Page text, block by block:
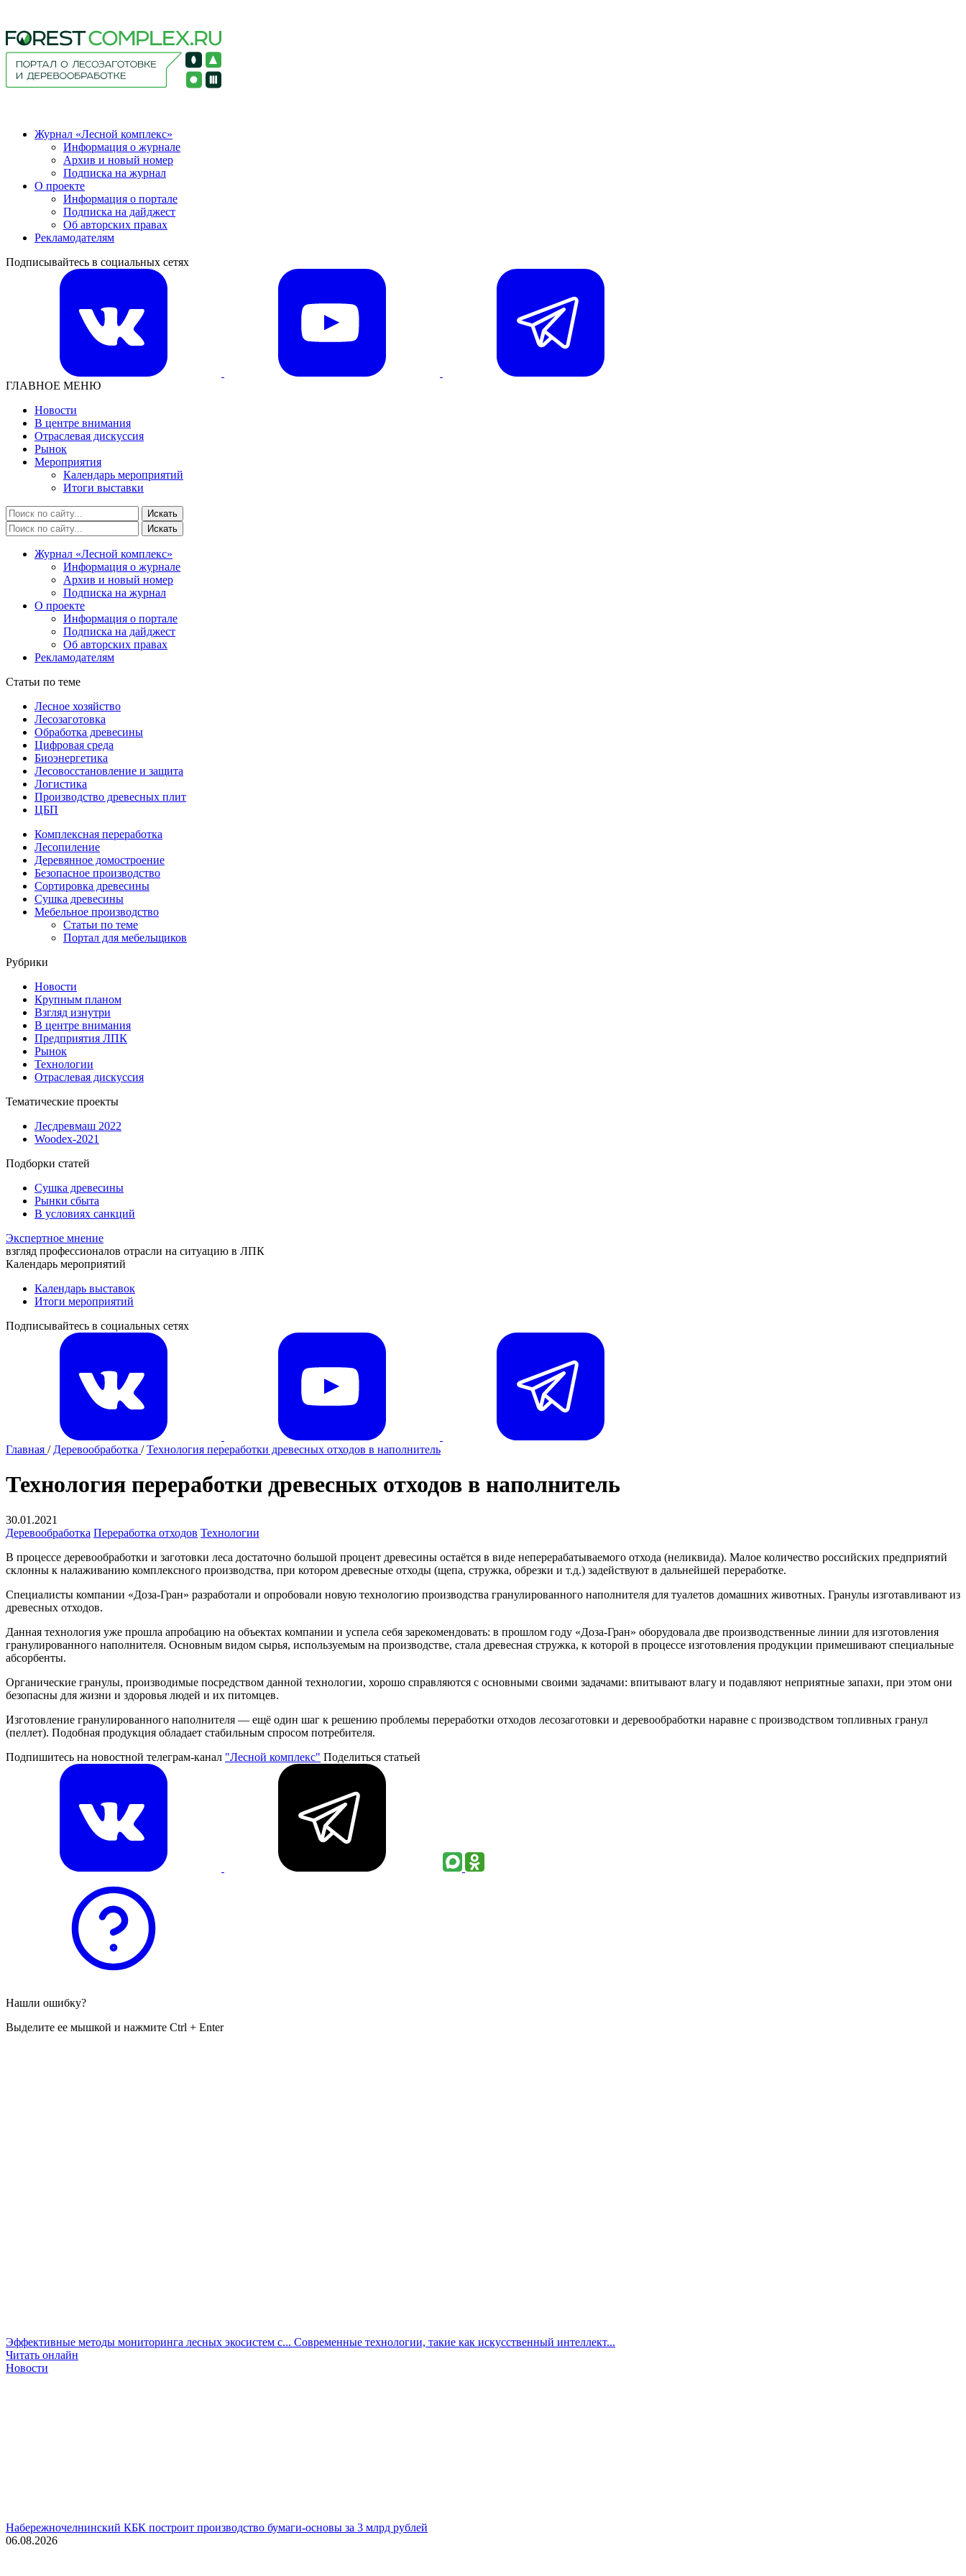
Журнал «Лесной комплекс»
Информация о журнале
Архив и новый номер
Подписка на журнал
О проекте
Информация о портале
Подписка на дайджест
Об авторских правах
Рекламодателям
Подписывайтесь в социальных сетях
ГЛАВНОЕ МЕНЮ
Новости
В центре внимания
Отраслевая дискуссия
Рынок
Мероприятия
Календарь мероприятий
Итоги выставки
Журнал «Лесной комплекс»
Информация о журнале
Архив и новый номер
Подписка на журнал
О проекте
Информация о портале
Подписка на дайджест
Об авторских правах
Рекламодателям
Статьи по теме
Лесное хозяйство
Лесозаготовка
Обработка древесины
Цифровая среда
Биоэнергетика
Лесовосстановление и защита
Логистика
Производство древесных плит
ЦБП
Комплексная переработка
Лесопиление
Деревянное домостроение
Безопасное производство
Сортировка древесины
Сушка древесины
Мебельное производство
Статьи по теме
Портал для мебельщиков
Рубрики
Новости
Крупным планом
Взгляд изнутри
В центре внимания
Предприятия ЛПК
Рынок
Технологии
Отраслевая дискуссия
Тематические проекты
Лесдревмаш 2022
Woodex-2021
Подборки статей
Сушка древесины
Рынки сбыта
В условиях санкций
Экспертное мнение
взгляд профессионалов отрасли на ситуацию в ЛПК
Календарь мероприятий
Календарь выставок
Итоги мероприятий
Подписывайтесь в социальных сетях
Главная / Деревообработка / Технология переработки древесных отходов в наполнитель
Технология переработки древесных отходов в наполнитель
30.01.2021
Деревообработка Переработка отходов Технологии
В процессе деревообработки и заготовки леса достаточно большой процент древесины остаётся в виде неперерабатываемого отхода (неликвида). Малое количество российских предприятий
склонны к налаживанию комплексного производства, при котором древесные отходы (щепа, стружка, обрезки и т.д.) задействуют в дальнейшей переработке.
Специалисты компании «Доза-Гран» разработали и опробовали новую технологию производства гранулированного наполнителя для туалетов домашних животных. Гранулы изготавливают из
древесных отходов.
Данная технология уже прошла апробацию на объектах компании и успела себя зарекомендовать: в прошлом году «Доза-Гран» оборудовала две производственные линии для изготовления
гранулированного наполнителя. Основным видом сырья, используемым на производстве, стала древесная стружка, к которой в процессе изготовления продукции примешивают специальные
абсорбенты.
Органические гранулы, производимые посредством данной технологии, хорошо справляются с основными своими задачами: впитывают влагу и подавляют неприятные запахи, при этом они
безопасны для жизни и здоровья людей и их питомцев.
Изготовление гранулированного наполнителя — ещё один шаг к решению проблемы переработки отходов лесозаготовки и деревообработки наравне с производством топливных гранул
(пеллет). Подобная продукция обладает стабильным спросом потребителя.
Подпишитесь на новостной телеграм-канал "Лесной комплекс" Поделиться статьей
Нашли ошибку?
Выделите ее мышкой и нажмите Ctrl + Enter
Эффективные методы мониторинга лесных экосистем с... Современные технологии, такие как искусственный интеллект...
Читать онлайн
Новости
Набережночелнинский КБК построит производство бумаги-основы за 3 млрд рублей
06.08.2026